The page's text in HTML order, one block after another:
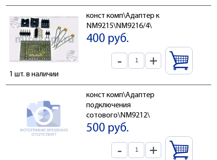
конст комп\Адаптер к
NM9215\NM9216/4\
400 руб.
- +
1 шт. в наличии
конст комп\Адаптер
подключения
сотового\NM9212\
500 руб.
- +